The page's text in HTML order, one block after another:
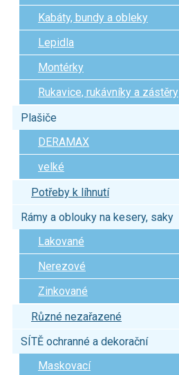
Kabáty, bundy a obleky
Lepidla
Montérky
Rukavice, rukávníky a zástěry
Plašiče
DERAMAX
velké
Potřeby k líhnutí
Rámy a oblouky na kesery, saky
Lakované
Nerezové
Zinkované
Různé nezařazené
SÍTĚ ochranné a dekorační
Maskovací